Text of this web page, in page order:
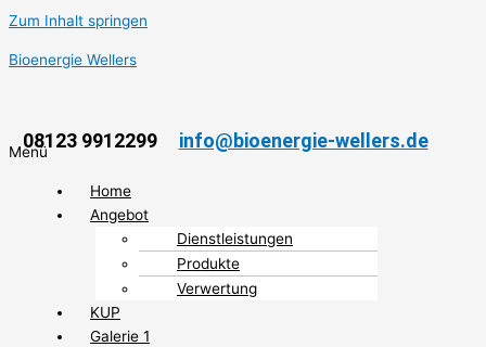
Zum Inhalt springen
Bioenergie Wellers
08123 9912299 info@bioenergie-wellers.de
Menü
Home
Angebot
Dienstleistungen
Produkte
Verwertung
KUP
Galerie 1